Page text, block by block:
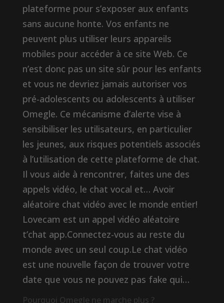
plateforme pour s’exposer aux enfants
sans aucune honte. Vos enfants ne
peuvent plus utiliser leurs appareils
mobiles pour accéder à ce site Web. Ce
n’est donc pas un site sûr pour les enfants
et vous ne devriez jamais autoriser vos
pré-adolescents ou adolescents à utiliser
Omegle. Ce mécanisme d’alerte vise à
sensibiliser les utilisateurs, en particulier
les jeunes, aux risques potentiels associés
à l’utilisation de cette plateforme de chat.
Il vous aide à rencontrer, faites une des
appels vidéo, le chat vocal et… Avoir
aléatoire chat vidéo avec le monde entier!
Lovecam est un appel vidéo aléatoire
t’chat app.Connectez-vous au reste du
monde avec un seul coup.Le chat vidéo
est une nouvelle façon de trouver votre
date que vous ne pouvez pas fake qui…
Pourquoi Omegle ne marche plus ?